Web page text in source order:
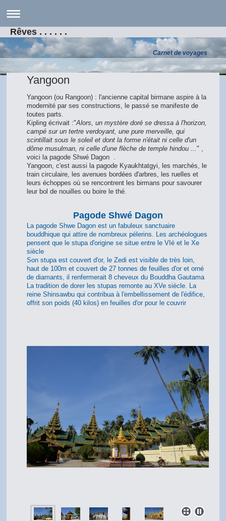
Rêves . . . . . .
Carnet de voyages
Yangoon
Yangoon (ou Rangoon) : l'ancienne capital birmane aspire à la
modernité par ses constructions, le passé se manifeste de
toutes parts.
Kipling écrivait :"Alors, un mystère doré se dressa à l'horizon,
campé sur un tertre verdoyant, une pure merveille, qui
scintillait sous le soleil et dont la forme n'était ni celle d'un
dôme musulman, ni celle d'une flèche de temple hindou ..." ,
voici la pagode Shwé Dagon .
Yangoon, c'est aussi la pagode Kyaukhtatgyi, les marchés, le
train circulaire, les avenues bordées d'arbres, les ruelles et
leurs échoppes où se rencontrent les birmans pour savourer
leur bol de nouilles ou boire le thé.
Pagode Shwé Dagon
La pagode Shwe Dagon est un fabuleux sanctuaire
bouddhique qui attire de nombreux pélerins. Les archéologues
pensent que le stupa d'origine se situe entre le VIé et le Xe
siècle
Son stupa est couvert d'or, le Zedi est visible de très loin,
haut de 100m et couvert de 27 tonnes de feuilles d'or et orné
de diamants, il renfermerait 8 cheveux du Bouddha Gautama
La tradition de dorer les stupas remonte au XVe siècle. La
reine Shinsawbu qui contribua à l'embellissement de l'édifice,
offrit son poids (40 kilos) en feuilles d'or pour le couvrir